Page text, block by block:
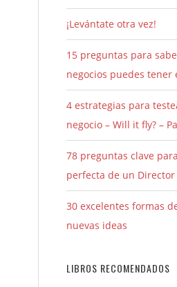
¡Levántate otra vez!
15 preguntas para
negocios puedes tener
4 estrategias para
negocio – Will it fly? –
78 preguntas clave
perfecta de un Director
30 excelentes formas
nuevas ideas
LIBROS RECOMENDADOS